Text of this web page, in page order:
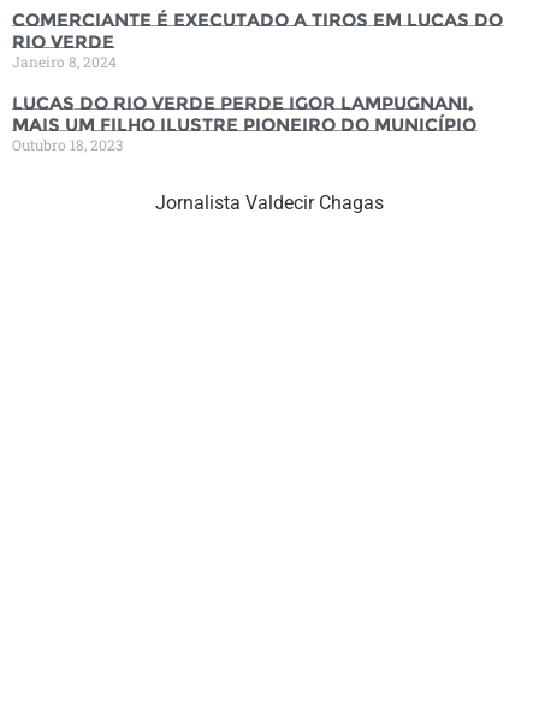
Comerciante é executado a tiros em Lucas do
Rio Verde
Janeiro 8, 2024
Lucas do Rio Verde perde Igor Lampugnani,
mais um filho ilustre pioneiro do município
Outubro 18, 2023
Jornalista Valdecir Chagas